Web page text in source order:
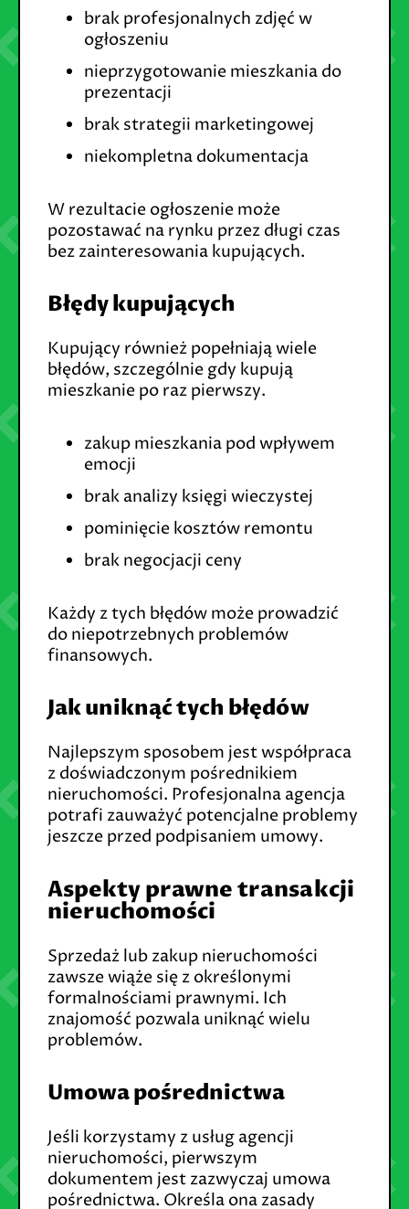
brak profesjonalnych zdjęć w
ogłoszeniu
nieprzygotowanie mieszkania do
prezentacji
brak strategii marketingowej
niekompletna dokumentacja
W rezultacie ogłoszenie może
pozostawać na rynku przez długi czas
bez zainteresowania kupujących.
Błędy kupujących
Kupujący również popełniają wiele
błędów, szczególnie gdy kupują
mieszkanie po raz pierwszy.
zakup mieszkania pod wpływem
emocji
brak analizy księgi wieczystej
pominięcie kosztów remontu
brak negocjacji ceny
Każdy z tych błędów może prowadzić
do niepotrzebnych problemów
finansowych.
Jak uniknąć tych błędów
Najlepszym sposobem jest współpraca
z doświadczonym pośrednikiem
nieruchomości. Profesjonalna agencja
potrafi zauważyć potencjalne problemy
jeszcze przed podpisaniem umowy.
Aspekty prawne transakcji
nieruchomości
Sprzedaż lub zakup nieruchomości
zawsze wiąże się z określonymi
formalnościami prawnymi. Ich
znajomość pozwala uniknąć wielu
problemów.
Umowa pośrednictwa
Jeśli korzystamy z usług agencji
nieruchomości, pierwszym
dokumentem jest zazwyczaj umowa
pośrednictwa. Określa ona zasady